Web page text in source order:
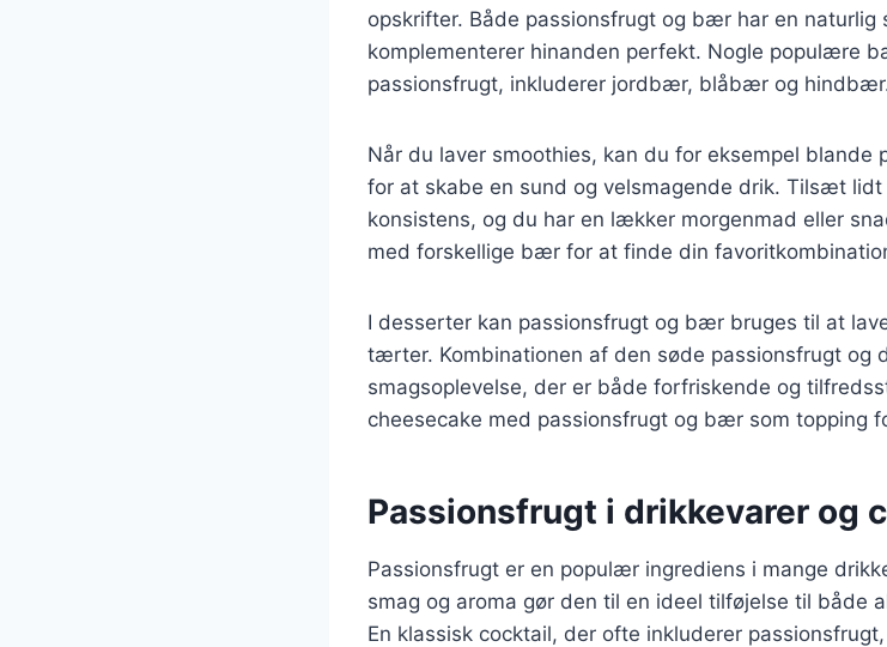
opskrifter. Både passionsfrugt og bær har en naturlig
komplementerer hinanden perfekt. Nogle populære
passionsfrugt, inkluderer jordbær, blåbær og
Når du laver smoothies, kan du for eksempel
for at skabe en sund og velsmagende drik. Tilsæt
konsistens, og du har en lækker morgenmad eller
med forskellige bær for at finde din
I desserter kan passionsfrugt og bær bruges til at
tærter. Kombinationen af den søde passionsfrugt og
smagsoplevelse, der er både forfriskende og
cheesecake med passionsfrugt og bær som topping
Passionsfrugt i drikkevarer og
Passionsfrugt er en populær ingrediens i mange
smag og aroma gør den til en ideel tilføjelse til både
En klassisk cocktail, der ofte inkluderer